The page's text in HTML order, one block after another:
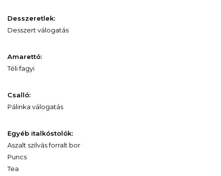
Desszeretlek:
Desszert válogatás
Amarettó:
Téli fagyi
Csalló:
Pálinka válogatás
Egyéb italkóstolók:
Aszalt szilvás forralt bor
Puncs
Tea